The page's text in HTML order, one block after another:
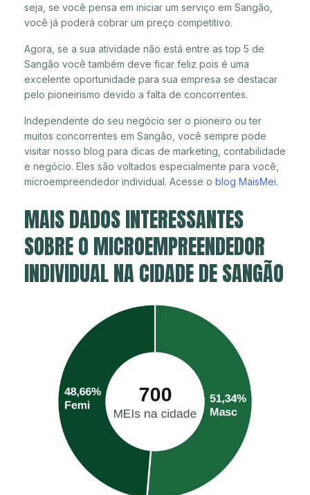
seja, se você pensa em iniciar um serviço em Sangão,
você já poderá cobrar um preço competitivo.
Agora, se a sua atividade não está entre as top 5 de
Sangão você também deve ficar feliz pois é uma
excelente oportunidade para sua empresa se destacar
pelo pioneirismo devido a falta de concorrentes.
Independente do seu negócio ser o pioneiro ou ter
muitos concorrentes em Sangão, você sempre pode
visitar nosso blog para dicas de marketing, contabilidade
e negócio. Eles são voltados especialmente para você,
microempreendedor individual. Acesse o blog MaisMei.
MAIS DADOS INTERESSANTES
SOBRE O MICROEMPREENDEDOR
INDIVIDUAL NA CIDADE DE SANGÃO